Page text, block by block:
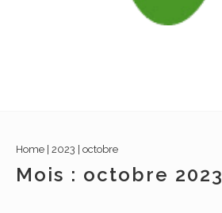
Home | 2023 | octobre
Mois : octobre 2023